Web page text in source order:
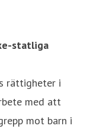
statliga
rättigheter i
med att
mot barn i